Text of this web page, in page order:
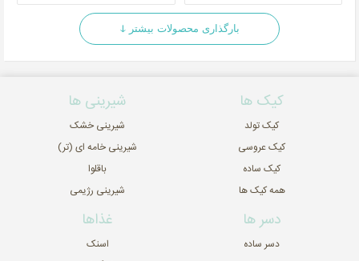
بارگذاری محصولات بیشتر ↆ
کیک ها
کیک تولد
کیک عروسی
کیک ساده
همه کیک ها
شیرینی ها
شیرینی خشک
شیرینی خامه ای (تر)
باقلوا
شیرینی رژیمی
دسر ها
دسر ساده
غذاها
اسنک